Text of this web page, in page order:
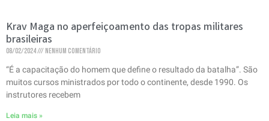
Krav Maga no aperfeiçoamento das tropas militares
brasileiras
08/02/2024 Nenhum comentário
“É a capacitação do homem que define o resultado da batalha”. São
muitos cursos ministrados por todo o continente, desde 1990. Os
instrutores recebem
Leia mais »